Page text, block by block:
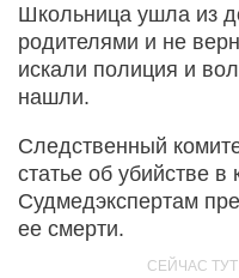
Школьница ушла из
родителями и не
искали полиция и
нашли.
Следственный
статье об убийстве в
Судмедэкспертам
ее смерти.